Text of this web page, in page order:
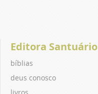
Editora Santuário
bíblias
deus conosco
livros